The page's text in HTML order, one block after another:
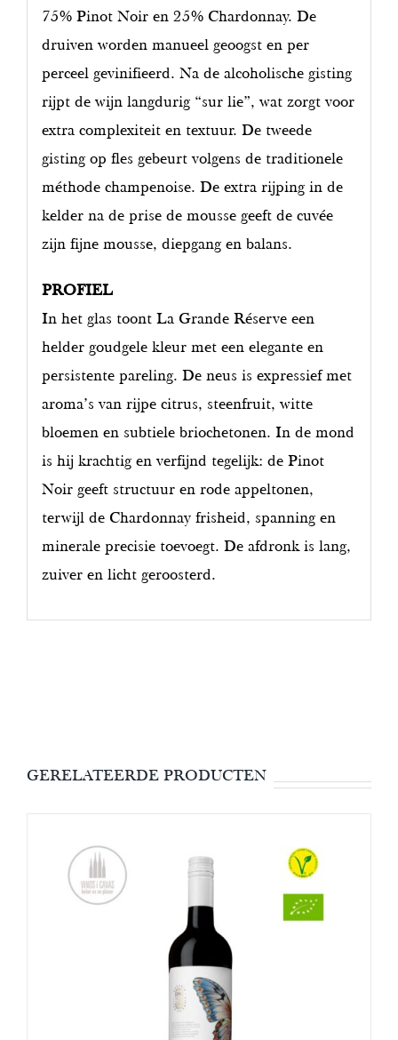
75% Pinot Noir en 25% Chardonnay. De
druiven worden manueel geoogst en per
perceel gevinifieerd. Na de alcoholische gisting
rijpt de wijn langdurig “sur lie”, wat zorgt voor
extra complexiteit en textuur. De tweede
gisting op fles gebeurt volgens de traditionele
méthode champenoise. De extra rijping in de
kelder na de prise de mousse geeft de cuvée
zijn fijne mousse, diepgang en balans.
PROFIEL
In het glas toont La Grande Réserve een
helder goudgele kleur met een elegante en
persistente pareling. De neus is expressief met
aroma’s van rijpe citrus, steenfruit, witte
bloemen en subtiele briochetonen. In de mond
is hij krachtig en verfijnd tegelijk: de Pinot
Noir geeft structuur en rode appeltonen,
terwijl de Chardonnay frisheid, spanning en
minerale precisie toevoegt. De afdronk is lang,
zuiver en licht geroosterd.
GERELATEERDE PRODUCTEN
OPTIES SELECTEREN